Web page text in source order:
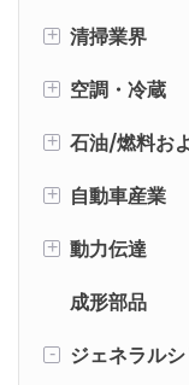
大口径エアホ
酸素/アセチ
溶接ツインホ
溶接ツインホ
不活性アルゴ
ゴム製ガスホ
ゴム製ガスホ
+
清掃業界
ドライアイス
食品洗浄ホ
ワンワイヤー
+
空調・冷蔵
冷媒充填ホ
エアコンホー
冷蔵トラック
+
石油/燃料お
工業用ゴム燃
サービスステ
+
自動車産業
船舶用燃料ホ
SAE J30R6 燃
SAE J30R7
+
動力伝達
PTFEホース
ジャック・ホ
成形部品
-
ジェネラル